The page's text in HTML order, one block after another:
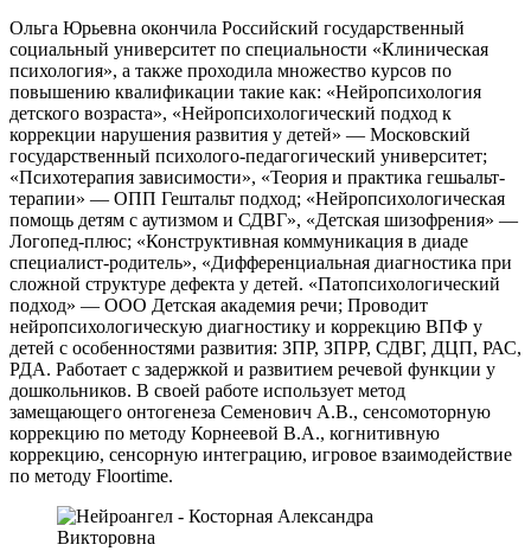
Ольга Юрьевна окончила Российский государственный
социальный университет по специальности «Клиническая
психология», а также проходила множество курсов по
повышению квалификации такие как: «Нейропсихология
детского возраста», «Нейропсихологический подход к
коррекции нарушения развития у детей» — Московский
государственный психолого-педагогический университет;
«Психотерапия зависимости», «Теория и практика гешьальт-
терапии» — ОПП Гештальт подход; «Нейропсихологическая
помощь детям с аутизмом и СДВГ», «Детская шизофрения» —
Логопед-плюс; «Конструктивная коммуникация в диаде
специалист-родитель», «Дифференциальная диагностика при
сложной структуре дефекта у детей. «Патопсихологический
подход» — ООО Детская академия речи; Проводит
нейропсихологическую диагностику и коррекцию ВПФ у
детей с особенностями развития: ЗПР, ЗПРР, СДВГ, ДЦП, РАС,
РДА. Работает с задержкой и развитием речевой функции у
дошкольников. В своей работе использует метод
замещающего онтогенеза Семенович А.В., сенсомоторную
коррекцию по методу Корнеевой В.А., когнитивную
коррекцию, сенсорную интеграцию, игровое взаимодействие
по методу Floortime.